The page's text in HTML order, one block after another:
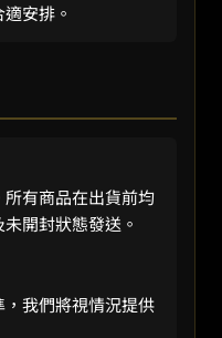
安排。
有商品在出貨前均
開封狀態發送。
我們將視情況提供